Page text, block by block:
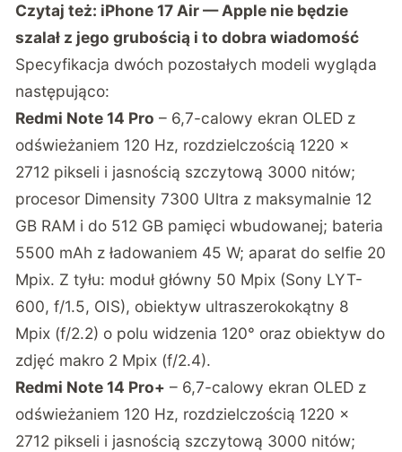
Czytaj też: iPhone 17 Air — Apple nie będzie
szalał z jego grubością i to dobra wiadomość
Specyfikacja dwóch pozostałych modeli wygląda
następująco:
Redmi Note 14 Pro – 6,7-calowy ekran OLED z
odświeżaniem 120 Hz, rozdzielczością 1220 x
2712 pikseli i jasnością szczytową 3000 nitów;
procesor Dimensity 7300 Ultra z maksymalnie 12
GB RAM i do 512 GB pamięci wbudowanej; bateria
5500 mAh z ładowaniem 45 W; aparat do selfie 20
Mpix. Z tyłu: moduł główny 50 Mpix (Sony LYT-
600, f/1.5, OIS), obiektyw ultraszerokokątny 8
Mpix (f/2.2) o polu widzenia 120° oraz obiektyw do
zdjęć makro 2 Mpix (f/2.4).
Redmi Note 14 Pro+ – 6,7-calowy ekran OLED z
odświeżaniem 120 Hz, rozdzielczością 1220 x
2712 pikseli i jasnością szczytową 3000 nitów;